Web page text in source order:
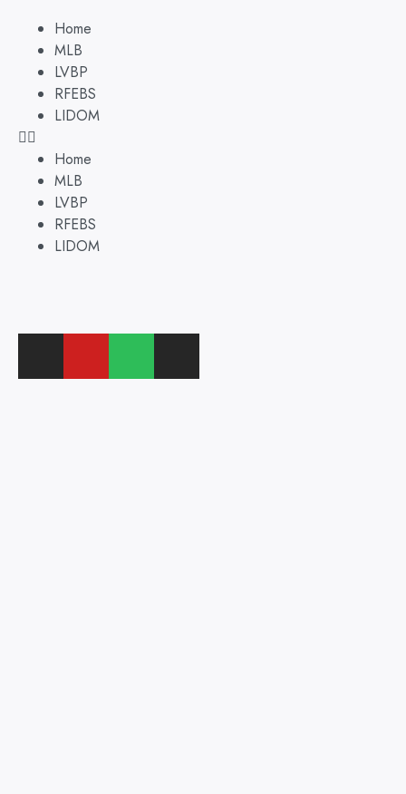
Home
MLB
LVBP
RFEBS
LIDOM
Home
MLB
LVBP
RFEBS
LIDOM